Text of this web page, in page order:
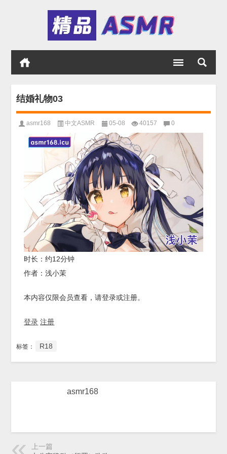
结婚礼物03
asmr168 中文ASMR 05-08 40157 0
时长：约12分钟
作者：浅小茉
本内容仅限会员查看，请登录或注册。
登录 注册
标签： R18
asmr168
上一篇